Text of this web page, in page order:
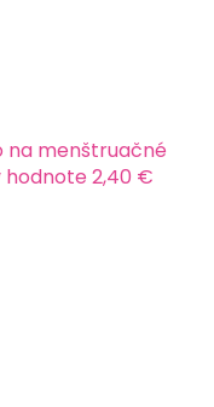
na menštruačné
hodnote 2,40 €